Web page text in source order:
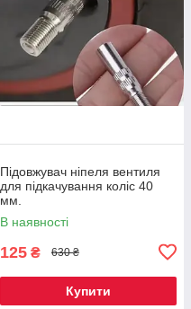
Підовжувач ніпеля вентиля
для підкачування коліс 40
мм.
В наявності
125 ₴ 630 ₴
Купити